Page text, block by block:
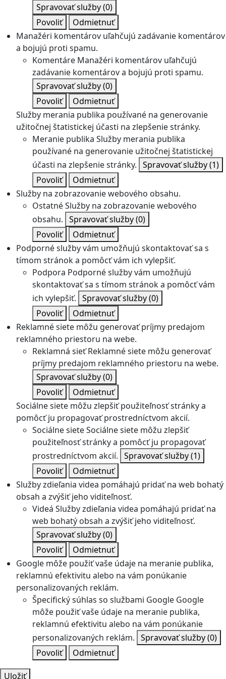
Spravovať služby(0)
Povoliť
Odmietnuť
Manažéri komentárov uľahčujú zadávanie komentárov
a bojujú proti spamu.
Komentáre Manažéri komentárov uľahčujú
zadávanie komentárov a bojujú proti spamu.
Spravovať služby(0)
Povoliť
Odmietnuť
Služby merania publika používané na generovanie
užitočnej štatistickej účasti na zlepšenie stránky.
Meranie publika Služby merania publika
používané na generovanie užitočnej štatistickej
účasti na zlepšenie stránky. Spravovať služby(1)
Povoliť
Odmietnuť
Služby na zobrazovanie webového obsahu.
OstatnéSlužby na zobrazovanie webového
obsahu. Spravovať služby(0)
Povoliť
Odmietnuť
Podporné služby vám umožňujú skontaktovať sa s
tímom stránok a pomôcť vám ich vylepšiť.
Podpora Podporné služby vám umožňujú
skontaktovať sa s tímom stránok a pomôcť vám
ich vylepšiť. Spravovať služby(0)
Povoliť
Odmietnuť
Reklamné siete môžu generovať príjmy predajom
reklamného priestoru na webe.
Reklamná sieť Reklamné siete môžu generovať
príjmy predajom reklamného priestoru na webe.
Spravovať služby(0)
Povoliť
Odmietnuť
Sociálne siete môžu zlepšiť použiteľnosť stránky a
pomôcť ju propagovať prostredníctvom akcií.
Sociálne sieteSociálne siete môžu zlepšiť
použiteľnosť stránky a pomôcť ju propagovať
prostredníctvom akcií. Spravovať služby(1)
Povoliť
Odmietnuť
Služby zdieľania videa pomáhajú pridať na web bohatý
obsah a zvýšiť jeho viditeľnosť.
Videá Služby zdieľania videa pomáhajú pridať na
web bohatý obsah a zvýšiť jeho viditeľnosť.
Spravovať služby(0)
Povoliť
Odmietnuť
Google môže použiť vaše údaje na meranie publika,
reklamnú efektivitu alebo na vám ponúkanie
personalizovaných reklám.
Špecifický súhlas so službami Google Google
môže použiť vaše údaje na meranie publika,
reklamnú efektivitu alebo na vám ponúkanie
personalizovaných reklám. Spravovať služby(0)
Povoliť
Odmietnuť
Uložiť